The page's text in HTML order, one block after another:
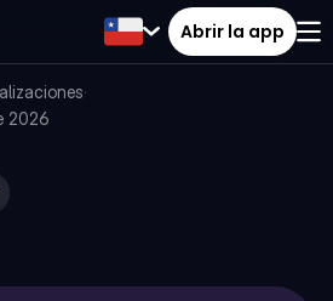
Abrir la app
·
2026